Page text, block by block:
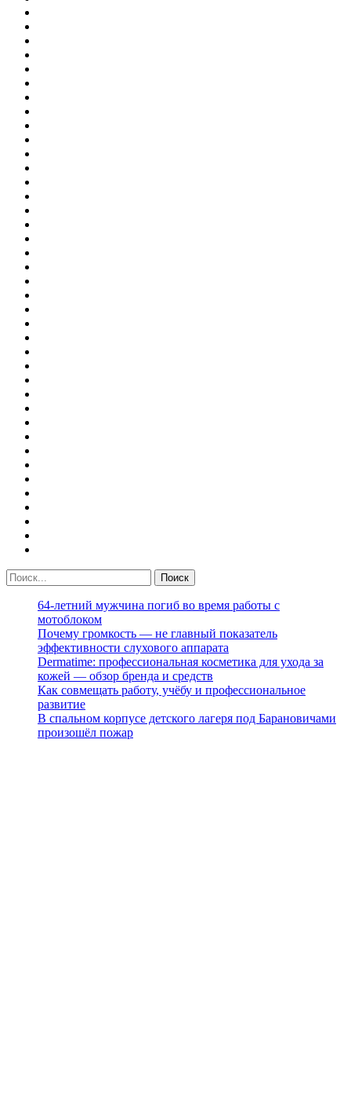
64-летний мужчина погиб во время работы с
мотоблоком
Почему громкость — не главный показатель
эффективности слухового аппарата
Dermatime: профессиональная косметика для ухода за
кожей — обзор бренда и средств
Как совмещать работу, учёбу и профессиональное
развитие
В спальном корпусе детского лагеря под Барановичами
произошёл пожар